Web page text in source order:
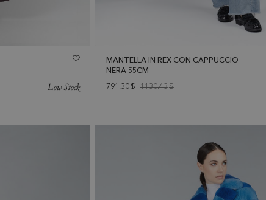
Low Stock
MANTELLA IN REX CON CAPPUCCIO
NERA 55CM
791.30 $ 1130.43$